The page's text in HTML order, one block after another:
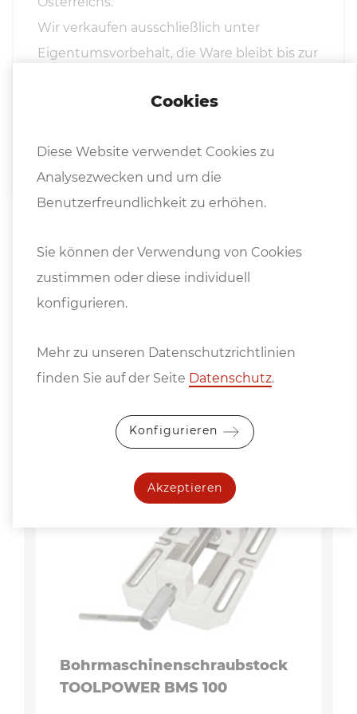
Wir verkaufen ausschließlich unter
Eigentumsvorbehalt, die Ware bleibt bis zur
uneingeschränktes Eigentum.
Preisänderungen und Irrtum vorbehalten.
Bohrmaschinenschraubstock
TOOLPOWER BMS 100
Cookies
Diese Website verwendet Cookies zu
Analysezwecken und um die
Benutzerfreundlichkeit zu erhöhen.
Sie können der Verwendung von Cookies
zustimmen oder diese individuell
konfigurieren.
Mehr zu unseren Datenschutzrichtlinien
finden Sie auf der Seite Datenschutz.
Konfigurieren
Akzeptieren